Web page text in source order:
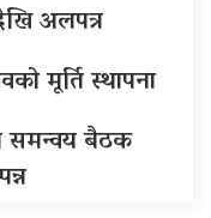
अलपत्र
मूर्ति स्थापना
समन्वय बैठक